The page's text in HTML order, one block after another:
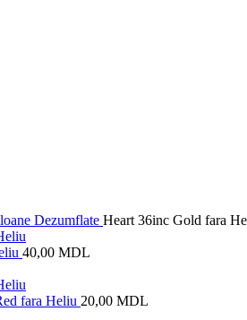
Dezumflate Heart 36inc Gold fara
40,00 MDL
fara Heliu 20,00 MDL